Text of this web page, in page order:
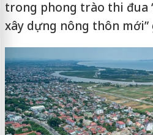
trong phong trào thi đua
xây dựng nông thôn mới”